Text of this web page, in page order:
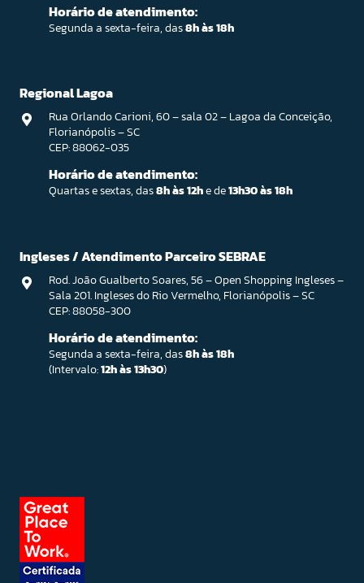
Horário de atendimento:
Segunda a sexta-feira, das8h às 18h
Regional Lagoa
Rua Orlando Carioni, 60 – sala 02 – Lagoa da Conceição,
Florianópolis – SC
CEP: 88062-035
Horário de atendimento:
Quartas e sextas, das8h às 12he de13h30 às 18h
Ingleses / Atendimento Parceiro SEBRAE
Rod. João Gualberto Soares, 56 – Open Shopping Ingleses –
Sala 201. Ingleses do Rio Vermelho, Florianópolis – SC
CEP: 88058-300
Horário de atendimento:
Segunda a sexta-feira, das8h às 18h
(Intervalo:12h às 13h30)